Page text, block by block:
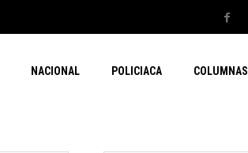
NACIONAL POLICIACA COLUMNAS